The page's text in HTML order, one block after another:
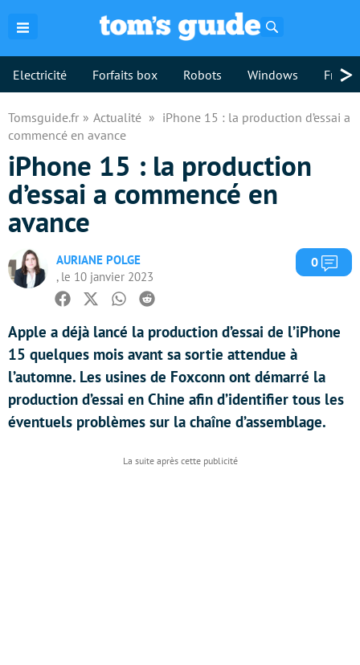
Electricité Forfaits box Robots Windows >
Tomsguide.fr Actualité
iPhone 15 : la production d’essai a
commencé en avance
iPhone 15 : la production
d’essai a commencé en
avance
AURIANE POLGE
, le 10 janvier 2023
0
Facebook
TwitterWhatsapp
Reddit
Apple a déjà lancé la production d’essai de l’iPhone
15 quelques mois avant sa sortie attendue à
l’automne. Les usines de Foxconn ont démarré la
production d’essai en Chine afin d’identifier tous les
éventuels problèmes sur la chaîne d’assemblage.